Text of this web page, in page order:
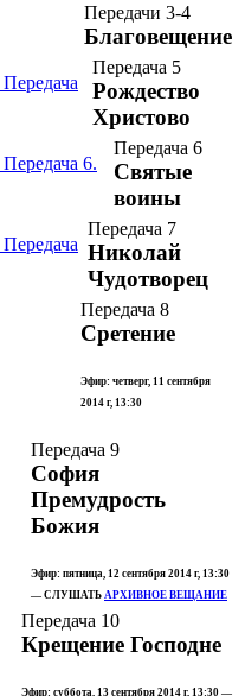
Передачи 3-4
Благовещение
Передача 5
Рождество
Христово
Передача 6
Святые
воины
Передача 7
Николай
Чудотворец
Передача 8
Сретение
Эфир: четверг, 11 сентября
2014 г, 13:30
Передача 9
София
Премудрость
Божия
Эфир: пятница, 12 сентября 2014 г, 13:30
— СЛУШАТЬ АРХИВНОЕ ВЕЩАНИЕ
Передача 10
Крещение Господне
Эфир: суббота, 13 сентября 2014 г, 13:30 —